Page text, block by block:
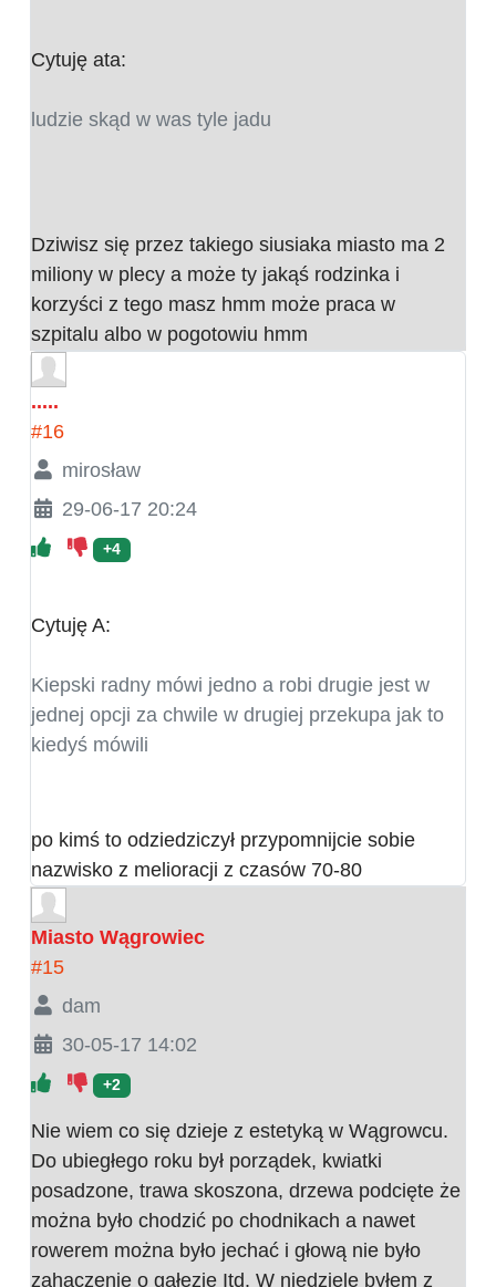
Cytuję ata:
ludzie skąd w was tyle jadu
Dziwisz się przez takiego siusiaka miasto ma 2
miliony w plecy a może ty jakąś rodzinka i
korzyści z tego masz hmm może praca w
szpitalu albo w pogotowiu hmm
.....
#16
mirosław
29-06-17 20:24
+4
Cytuję A:
Kiepski radny mówi jedno a robi drugie jest w
jednej opcji za chwile w drugiej przekupa jak to
kiedyś mówili
po kimś to odziedziczył przypomnijcie sobie
nazwisko z melioracji z czasów 70-80
Miasto Wągrowiec
#15
dam
30-05-17 14:02
+2
Nie wiem co się dzieje z estetyką w Wągrowcu.
Do ubiegłego roku był porządek, kwiatki
posadzone, trawa skoszona, drzewa podcięte że
można było chodzić po chodnikach a nawet
rowerem można było jechać i głową nie było
zahaczenie o gałęzie Itd. W niedzielę byłem z